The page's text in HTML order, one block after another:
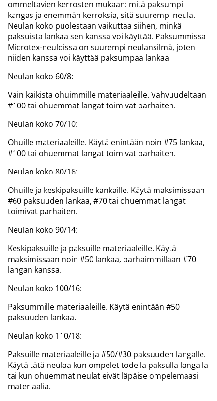
ommeltavien kerrosten mukaan: mitä paksumpi
kangas ja enemmän kerroksia, sitä suurempi neula.
Neulan koko puolestaan vaikuttaa siihen, minkä
paksuista lankaa sen kanssa voi käyttää. Paksummissa
Microtex-neuloissa on suurempi neulansilmä, joten
niiden kanssa voi käyttää paksumpaa lankaa.
Neulan koko 60/8:
Vain kaikista ohuimmille materiaaleille. Vahvuudeltaan
#100 tai ohuemmat langat toimivat parhaiten.
Neulan koko 70/10:
Ohuille materiaaleille. Käytä enintään noin #75 lankaa,
#100 tai ohuemmat langat toimivat parhaiten.
Neulan koko 80/16:
Ohuille ja keskipaksuille kankaille. Käytä maksimissaan
#60 paksuuden lankaa, #70 tai ohuemmat langat
toimivat parhaiten.
Neulan koko 90/14:
Keskipaksuille ja paksuille materiaaleille. Käytä
maksimissaan noin #50 lankaa, parhaimmillaan #70
langan kanssa.
Neulan koko 100/16:
Paksummille materiaaleille. Käytä enintään #50
paksuuden lankaa.
Neulan koko 110/18:
Paksuille materiaaleille ja #50/#30 paksuuden langalle.
Käytä tätä neulaa kun ompelet todella paksulla langalla
tai kun ohuemmat neulat eivät läpäise ompelemaasi
materiaalia.